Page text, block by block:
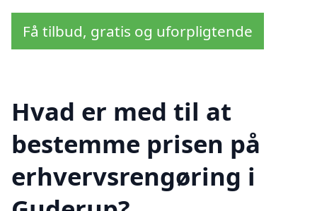
Få tilbud, gratis og uforpligtende
Hvad er med til at
bestemme prisen på
erhvervsrengøring i